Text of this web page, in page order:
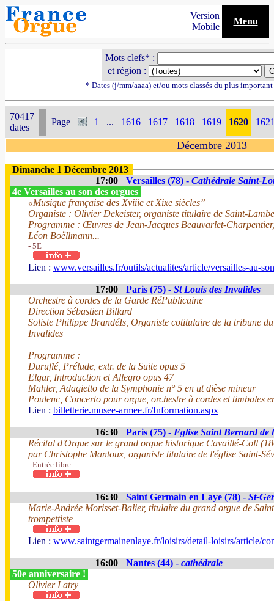
Version
Mobile
Menu
Mots clefs* :
et région :
* Dates (j/mm/aaaa) et/ou mots classés du plus
70417
dates
Page 1 ... 1616 1617 1618 1619 1620
Décembre 2013
Dimanche 1 Décembre 2013
17:00
Versailles (78) - Cathédrale Saint-
4e Versailles au son des orgues
«Musique française des Xviiie et Xixe siècles”
Organiste : Olivier Dekeister, organiste titulaire de Saint-
Programme : Œuvres de Jean-Jacques Beauvarlet-
Léon Boëllmann...
- 5E
Lien : www.versailles.fr/outils/actualites/article/versailles-au-
17:00 Paris (75) - St Louis des Invalides
Orchestre à cordes de la Garde RéPublicaine
Direction Sébastien Billard
Soliste Philippe BrandéIs, Organiste cotitulaire de la tribune
Invalides
Programme :
Duruflé, Prélude, extr. de la Suite opus 5
Elgar, Introduction et Allegro opus 47
Mahler, Adagietto de la Symphonie n° 5 en ut dièse mineur
Poulenc, Concerto pour orgue, orchestre à cordes et timbales
Lien : billetterie.musee-armee.fr/Information.aspx
16:30 Paris (75) - Eglise Saint Bernard de
Récital d'Orgue sur le grand orgue historique Cavaillé-Coll
par Christophe Mantoux, organiste titulaire de l'église Saint-
- Entrée libre
16:30 Saint Germain en Laye (78) - St-
Marie-Andrée Morisset-Balier, titulaire du grand orgue de
trompettiste
Lien : www.saintgermainenlaye.fr/loisirs/detail-loisirs/article/
16:00 Nantes (44) - cathédrale
50e anniversaire !
Olivier Latry